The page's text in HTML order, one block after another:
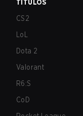
TÍTULOS
CS2
LoL
Dota 2
Valorant
R6:S
CoD